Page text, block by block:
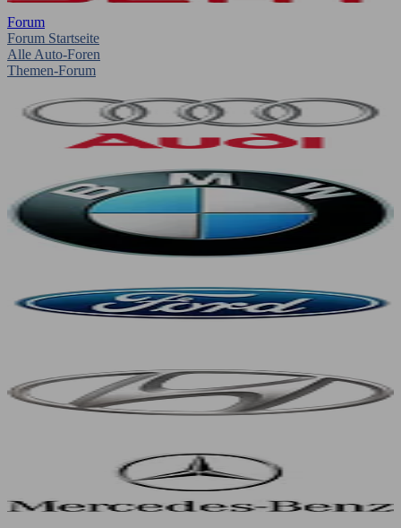
Forum
Forum Startseite
Alle Auto-Foren
Themen-Forum